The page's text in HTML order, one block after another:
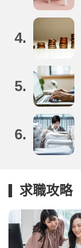
4.
5.
6.
求職攻略